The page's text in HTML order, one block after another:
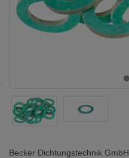
Becker Dichtungstechnik GmbH